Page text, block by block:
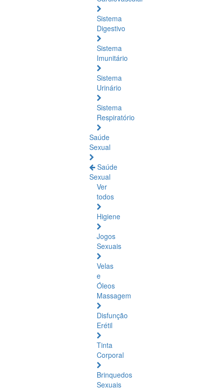
Sistema
Digestivo
Sistema
Imunitário
Sistema
Urinário
Sistema
Respiratório
Saúde
Sexual
Saúde
Sexual
Ver
todos
Higiene
Jogos
Sexuais
Velas
e
Óleos
Massagem
Disfunção
Erétil
Tinta
Corporal
Brinquedos
Sexuais